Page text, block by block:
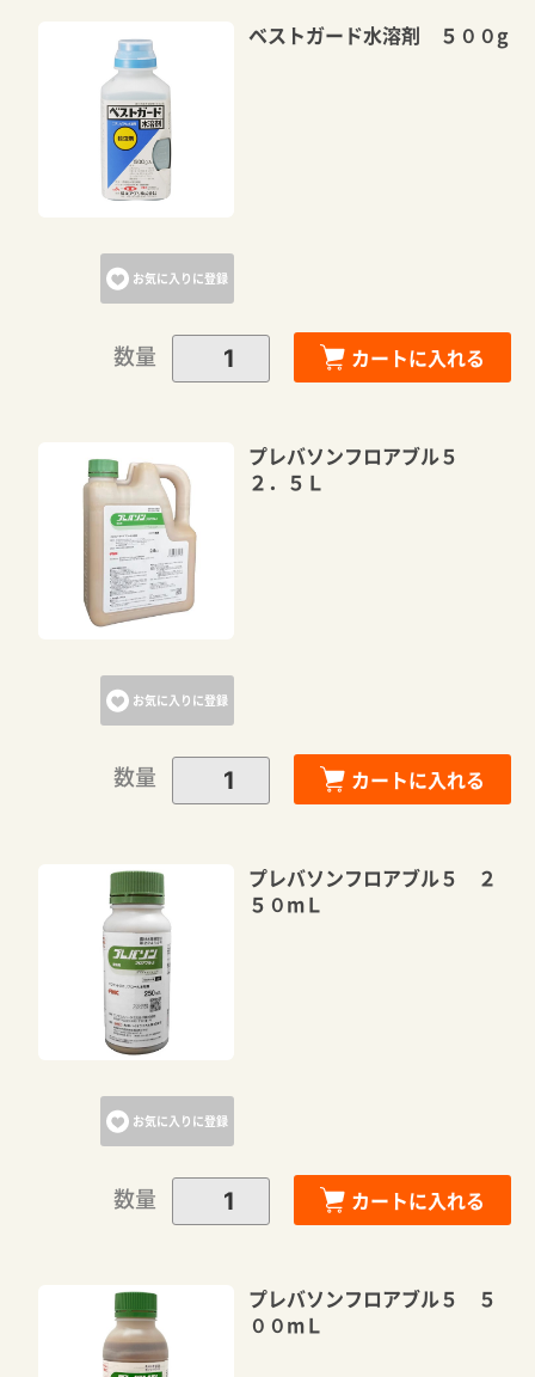
お気に入りに登録
ベストガード水溶剤 ５００g
数量 カートに入れる
お気に入りに登録
プレバソンフロアブル５
２．５Ｌ
数量 カートに入れる
お気に入りに登録
プレバソンフロアブル５ ２
５０mＬ
数量 カートに入れる
プレバソンフロアブル５ ５
００mＬ